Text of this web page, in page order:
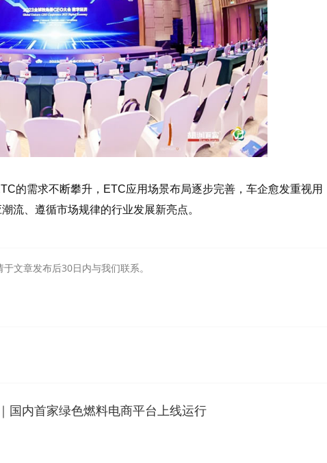
的需求不断攀升，ETC应用场景布局逐步完善，车企愈发重视用
流、遵循市场规律的行业发展新亮点。
文章发布后30日内与我们联系。
国内首家绿色燃料电商平台上线运行